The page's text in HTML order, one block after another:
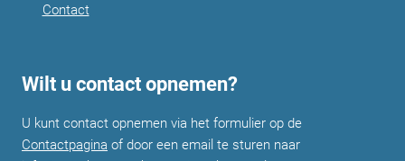
Contact
Wilt u contact opnemen?
U kunt contact opnemen via het formulier op de
Contactpagina of door een email te sturen naar